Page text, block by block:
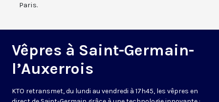
Paris.
Vêpres à Saint-Germain-
l’Auxerrois
KTO retransmet, du lundi au vendredi à 17h45, les vêpres en